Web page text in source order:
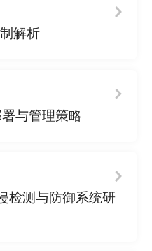
解析
与管理策略
检测与防御系统研